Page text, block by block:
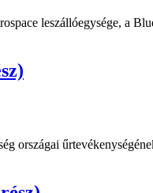
leszállóegysége, a
országai